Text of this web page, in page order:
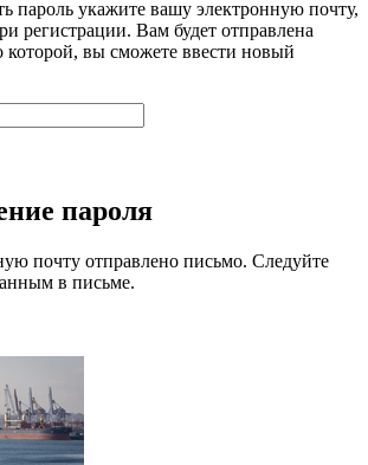
пароль укажите вашу электронную почту,
регистрации. Вам будет отправлена
которой, вы сможете ввести новый
пароля
почту отправлено письмо. Следуйте
в письме.